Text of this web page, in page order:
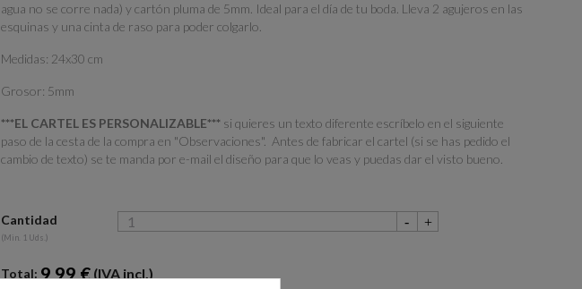
agua no se corre nada) y cartón pluma de 5mm. Ideal para el día de tu boda. Lleva 2 agujeros en las
esquinas y una cinta de raso para poder colgarlo.
Medidas: 24x30 cm
Grosor: 5mm
***EL CARTEL ES PERSONALIZABLE*** si quieres un texto diferente escríbelo en el siguiente
paso de la cesta de la compra en "Observaciones". Antes de fabricar el cartel (si se has pedido el
cambio de texto) se te manda por e-mail el diseño para que lo veas y puedas dar el visto bueno.
Cantidad
(Min. 1 Uds.)
Total: 9.99 €(IVA incl.)